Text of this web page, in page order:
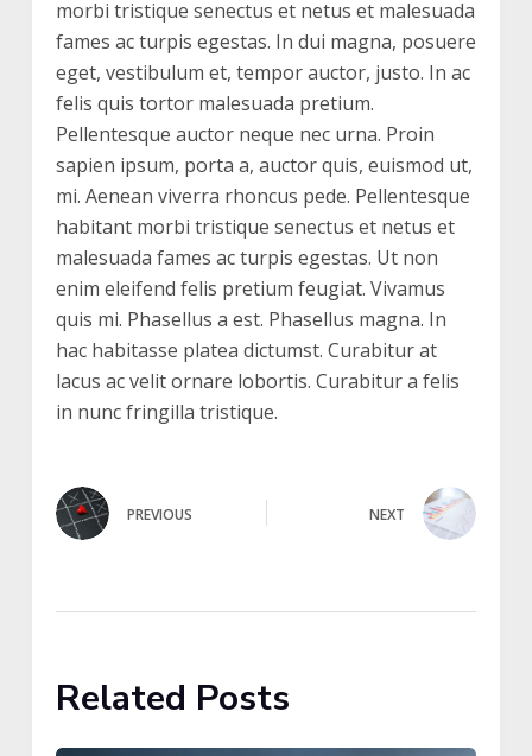
morbi tristique senectus et netus et malesuada
fames ac turpis egestas. In dui magna, posuere
eget, vestibulum et, tempor auctor, justo. In ac
felis quis tortor malesuada pretium.
Pellentesque auctor neque nec urna. Proin
sapien ipsum, porta a, auctor quis, euismod ut,
mi. Aenean viverra rhoncus pede. Pellentesque
habitant morbi tristique senectus et netus et
malesuada fames ac turpis egestas. Ut non
enim eleifend felis pretium feugiat. Vivamus
quis mi. Phasellus a est. Phasellus magna. In
hac habitasse platea dictumst. Curabitur at
lacus ac velit ornare lobortis. Curabitur a felis
in nunc fringilla tristique.
PREVIOUS NEXT
Related Posts